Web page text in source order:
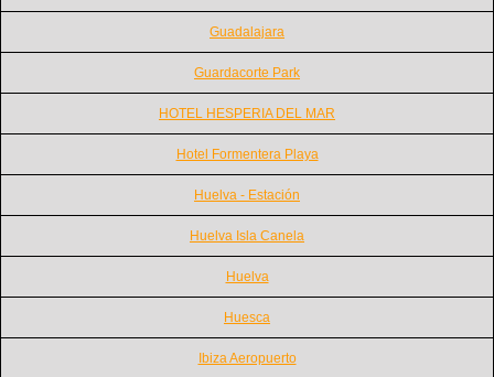
Guadalajara
Guardacorte Park
HOTEL HESPERIA DEL MAR
Hotel Formentera Playa
Huelva - Estación
Huelva Isla Canela
Huelva
Huesca
Ibiza Aeropuerto